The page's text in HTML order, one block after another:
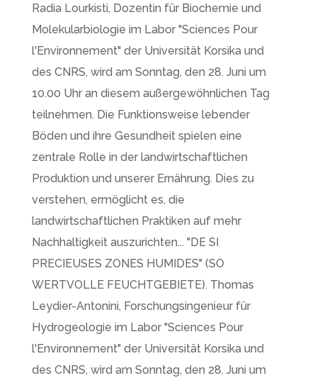
Radia Lourkisti, Dozentin für Biochemie und
Molekularbiologie im Labor "Sciences Pour
l'Environnement" der Universität Korsika und
des CNRS, wird am Sonntag, den 28. Juni um
10.00 Uhr an diesem außergewöhnlichen Tag
teilnehmen. Die Funktionsweise lebender
Böden und ihre Gesundheit spielen eine
zentrale Rolle in der landwirtschaftlichen
Produktion und unserer Ernährung. Dies zu
verstehen, ermöglicht es, die
landwirtschaftlichen Praktiken auf mehr
Nachhaltigkeit auszurichten... "DE SI
PRECIEUSES ZONES HUMIDES" (SO
WERTVOLLE FEUCHTGEBIETE). Thomas
Leydier-Antonini, Forschungsingenieur für
Hydrogeologie im Labor "Sciences Pour
l'Environnement" der Universität Korsika und
des CNRS, wird am Sonntag, den 28. Juni um